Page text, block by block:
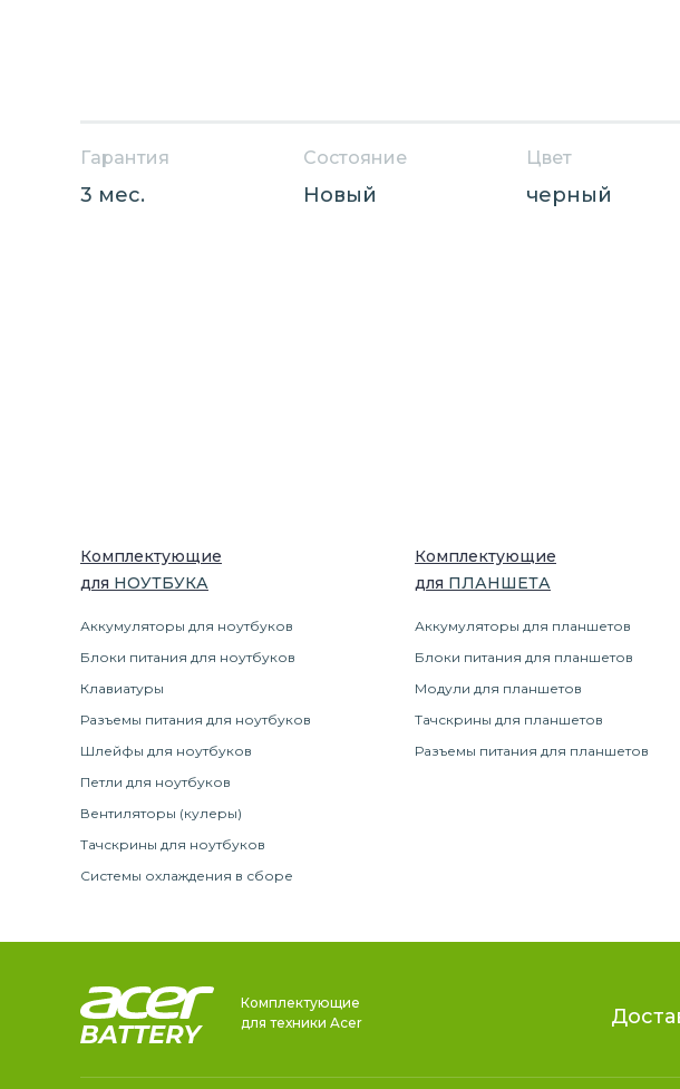
Гарантия
3 мес.
Состояние
Новый
Цвет
черный
Комплектующие
для НОУТБУКА
Аккумуляторы для ноутбуков
Блоки питания для ноутбуков
Клавиатуры
Разъемы питания для ноутбуков
Шлейфы для ноутбуков
Петли для ноутбуков
Вентиляторы (кулеры)
Тачскрины для ноутбуков
Системы охлаждения в сборе
Комплектующие
для ПЛАНШЕТА
Аккумуляторы для планшетов
Блоки питания для планшетов
Модули для планшетов
Тачскрины для планшетов
Разъемы питания для планшетов
Комплектующие
для техники Acer